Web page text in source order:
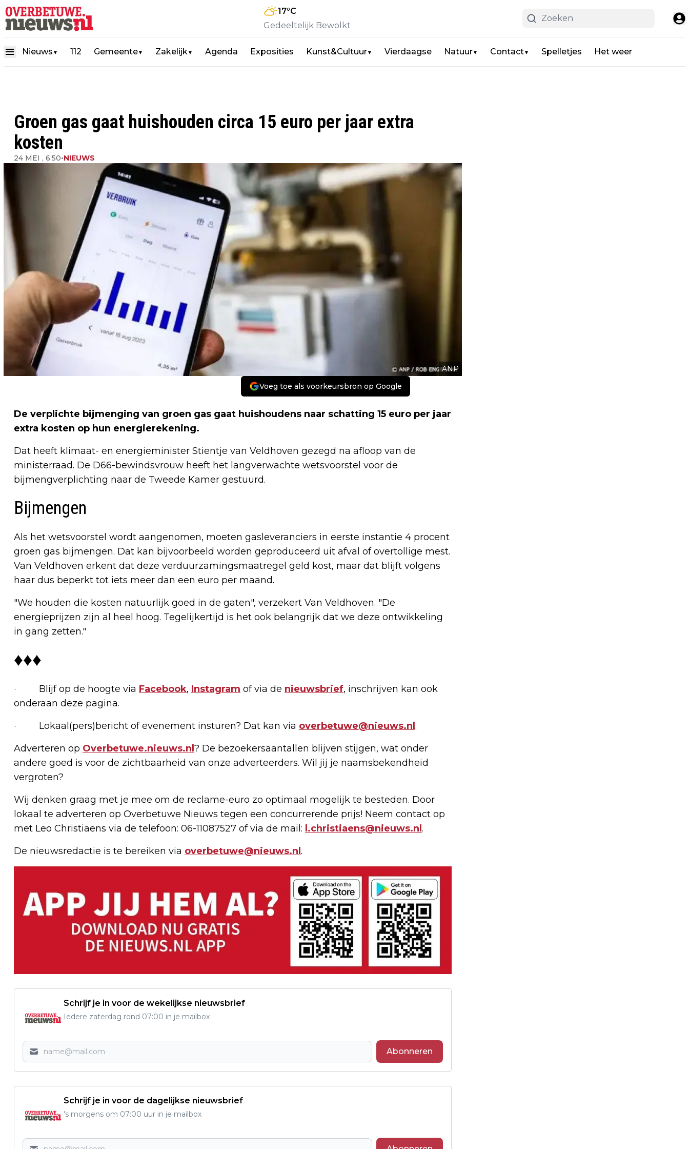
17°C
Gedeeltelijk Bewolkt
Nieuws ▼ 112 Gemeente▼ Zakelijk▼ Agenda Exposities Kunst&Cultuur▼ Vierdaagse Natuur▼ Contact▼ Spelletjes Het weer
Groen gas gaat huishouden circa 15 euro per jaar extra
kosten
24 MEI , 6:50•NIEUWS
ANP
Voeg toe als voorkeursbron op Google
De verplichte bijmenging van groen gas gaat huishoudens naar schatting 15 euro per jaar
extra kosten op hun energierekening.
Dat heeft klimaat- en energieminister Stientje van Veldhoven gezegd na afloop van de
ministerraad. De D66-bewindsvrouw heeft het langverwachte wetsvoorstel voor de
bijmengverplichting naar de Tweede Kamer gestuurd.
Bijmengen
Als het wetsvoorstel wordt aangenomen, moeten gasleveranciers in eerste instantie 4 procent
groen gas bijmengen. Dat kan bijvoorbeeld worden geproduceerd uit afval of overtollige mest.
Van Veldhoven erkent dat deze verduurzamingsmaatregel geld kost, maar dat blijft volgens
haar dus beperkt tot iets meer dan een euro per maand.
"We houden die kosten natuurlijk goed in de gaten", verzekert Van Veldhoven. "De
energieprijzen zijn al heel hoog. Tegelijkertijd is het ook belangrijk dat we deze ontwikkeling
in gang zetten."
♦♦♦
· Blijf op de hoogte via Facebook, Instagram of via de nieuwsbrief, inschrijven kan ook
onderaan deze pagina.
· Lokaal(pers)bericht of evenement insturen? Dat kan via overbetuwe@nieuws.nl.
Adverteren op Overbetuwe.nieuws.nl? De bezoekersaantallen blijven stijgen, wat onder
andere goed is voor de zichtbaarheid van onze adverteerders. Wil jij je naamsbekendheid
vergroten?
Wij denken graag met je mee om de reclame-euro zo optimaal mogelijk te besteden. Door
lokaal te adverteren op Overbetuwe Nieuws tegen een concurrerende prijs! Neem contact op
met Leo Christiaens via de telefoon: 06-11087527 of via de mail: l.christiaens@nieuws.nl.
De nieuwsredactie is te bereiken via overbetuwe@nieuws.nl.
Schrijf je in voor de wekelijkse nieuwsbrief
Iedere zaterdag rond 07:00 in je mailbox
Abonneren
Schrijf je in voor de dagelijkse nieuwsbrief
's morgens om 07:00 uur in je mailbox